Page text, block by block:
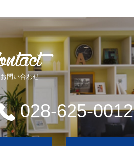
お問い合わせ
028-625-0012